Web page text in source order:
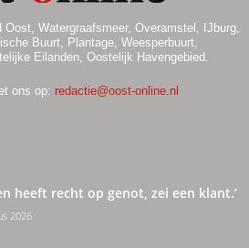
Watergraafsmeer, Overamstel, IJburg,
Buurt, Plantage, Weesperbuurt,
Eilanden, Oostelijk Havengebied.
ons op: redactie@oost-online.nl
heeft recht op genot, zei een klant.’
2026